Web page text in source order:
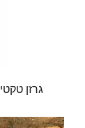
גרזן טקטי TACTICAL ONE FIGHT